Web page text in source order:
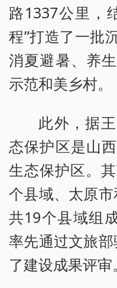
路1337公里，
程”打造了一批
消夏避暑、养
示范和美乡村。
此外，据
态保护区是山
生态保护区。
个县域、太原市
共19个县域组
率先通过文旅
了建设成果评审。